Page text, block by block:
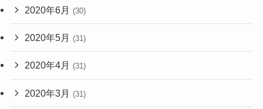
2020年6月 (30)
2020年5月 (31)
2020年4月 (31)
2020年3月 (31)